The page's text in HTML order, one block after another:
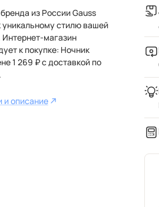
из России Gauss
уникальному стилю вашей
магазин
1 269 ₽ с доставкой по
и описание